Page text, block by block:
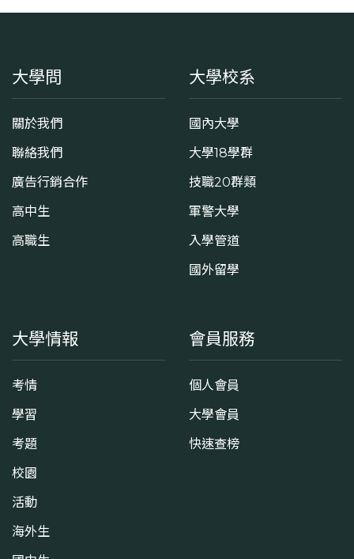
大學問
關於我們
聯絡我們
廣告行銷合作
高中生
高職生
大學校系
國內大學
大學18學群
技職20群類
軍警大學
入學管道
國外留學
大學情報
考情
學習
考題
校園
活動
海外生
會員服務
個人會員
大學會員
快速查榜